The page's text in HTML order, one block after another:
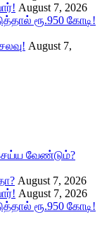
August 7, 2026
ரூ.950 கோடி!
August 7,
வேண்டும்?
August 7, 2026
August 7, 2026
ரூ.950 கோடி!